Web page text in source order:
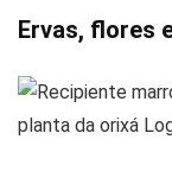
Ervas, flores